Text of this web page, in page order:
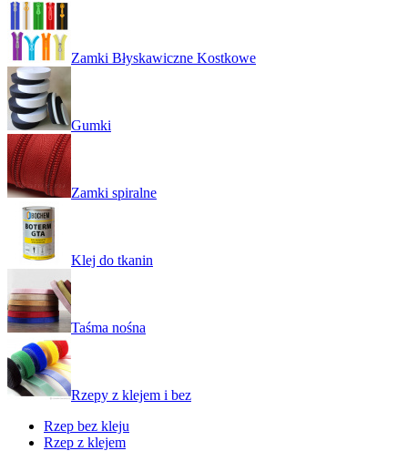
Zamki Błyskawiczne Kostkowe
Gumki
Zamki spiralne
Klej do tkanin
Taśma nośna
Rzepy z klejem i bez
Rzep bez kleju
Rzep z klejem